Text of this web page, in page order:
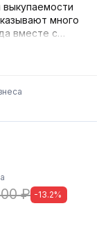
много
вместе с
за смену. Вся
₽ -13.2%